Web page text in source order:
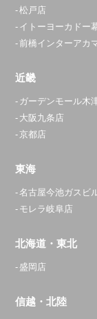
0120-
11:30～20:00
046-207-
浦安店
松戸店
イトーヨーカドー
前橋インターアカ
近畿
ガーデンモール木
大阪九条店
京都店
東海
名古屋今池ガスビ
モレラ岐阜店
北海道・東北
盛岡店
信越・北陸